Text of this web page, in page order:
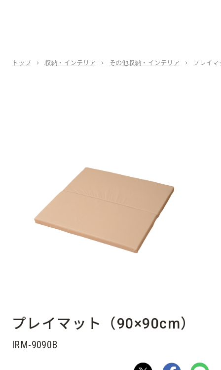
トップ 収納・インテリア その他収納・インテリア プレイマ
プレイマット（90×90cm）
IRM-9090B